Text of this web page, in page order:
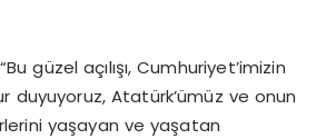
güzel açılışı, Cumhuriyet’imizin
duyuyoruz, Atatürk’ümüz ve onun
yaşayan ve yaşatan